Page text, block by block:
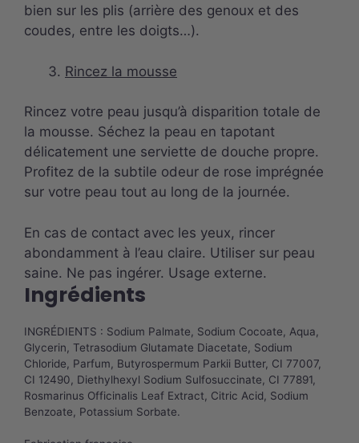
bien sur les plis (arrière des genoux et des
coudes, entre les doigts…).
Rincez la mousse
Rincez votre peau jusqu’à disparition totale de
la mousse. Séchez la peau en tapotant
délicatement une serviette de douche propre.
Profitez de la subtile odeur de rose imprégnée
sur votre peau tout au long de la journée.
En cas de contact avec les yeux, rincer
abondamment à l’eau claire. Utiliser sur peau
saine. Ne pas ingérer. Usage externe.
Ingrédients
INGRÉDIENTS : Sodium Palmate, Sodium Cocoate, Aqua,
Glycerin, Tetrasodium Glutamate Diacetate, Sodium
Chloride, Parfum, Butyrospermum Parkii Butter, CI 77007,
CI 12490, Diethylhexyl Sodium Sulfosuccinate, CI 77891,
Rosmarinus Officinalis Leaf Extract, Citric Acid, Sodium
Benzoate, Potassium Sorbate.